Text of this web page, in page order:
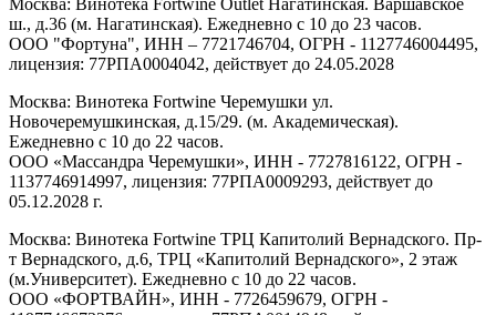
ш., д.36 (м. Нагатинская). Ежедневно с 10 до 23 часов.
ООО "Фортуна", ИНН – 7721746704, ОГРН - 1127746004495,
лицензия: 77РПА0004042, действует до 24.05.2028
Москва: Винотека Fortwine Черемушки ул.
Новочеремушкинская, д.15/29. (м. Академическая).
Ежедневно с 10 до 22 часов.
ООО «Массандра Черемушки», ИНН - 7727816122, ОГРН -
1137746914997, лицензия: 77РПА0009293, действует до
05.12.2028 г.
Москва: Винотека Fortwine ТРЦ Капитолий Вернадского. Пр-
т Вернадского, д.6, ТРЦ «Капитолий Вернадского», 2 этаж
(м.Университет). Ежедневно с 10 до 22 часов.
ООО «ФОРТВАЙН», ИНН - 7726459679, ОГРН -